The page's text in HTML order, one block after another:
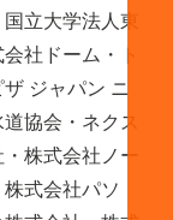
⽴⼤学法⼈東
社ドーム・ト
ジャパン ニ
協会・ネクス
株式会社ノー
式会社パソ